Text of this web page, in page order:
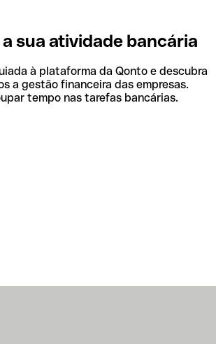
sua atividade bancária
à plataforma da Qonto e descubra
a gestão financeira das empresas.
tempo nas tarefas bancárias.